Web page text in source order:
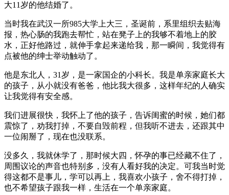
大11岁的他结婚了。
当时我在武汉一所985大学上大三，圣诞前，系里组织去贴海
报，热心肠的我跑去帮忙，站在凳子上的我够不着地上的胶
水，正好他路过，就伸手拿起来递给我，那一瞬间，我觉得有
点被他的绅士举动触动了。
他是东北人，31岁，是一家国企的小科长。我是单亲家庭长大
的孩子，从小就没有爸爸，他比我大很多，这样年纪的人确实
让我觉得有安全感。
我们进展很快，我怀上了他的孩子，告诉闺蜜的时候，她们都
震惊了，劝我打掉，不要自毁前程，但我听不进去，还跟其中
一位闹掰了，现在也没联系。
没多久，我就休学了，那时候大四，怀孕的事已经藏不住了，
周围议论的声音也特别多，没有人看好我的决定。可我当时觉
得这都不是事儿，学可以再上，我喜欢小孩子，舍不得打掉，
也不希望孩子跟我一样，生活在一个单亲家庭。